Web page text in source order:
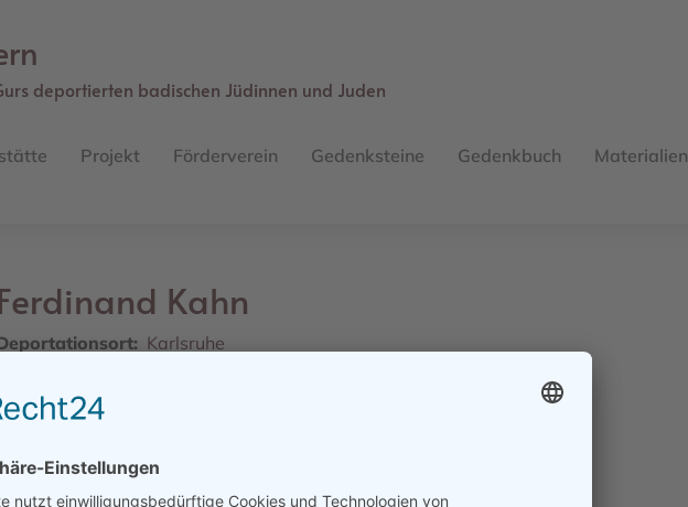
deportierten badischen Jüdinnen und Juden
Projekt Förderverein Gedenksteine Gedenkbuch Materialien
Kahn
Karlsruhe
Schicksal